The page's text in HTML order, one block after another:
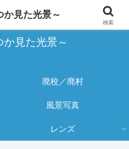
カメラ物欲のブログ
か見た光景～
廃校／廃村
風景写真
レンズ
か見た光景～
検索